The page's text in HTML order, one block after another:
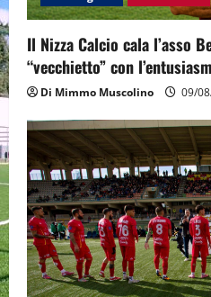
Il Nizza Calcio cala l’asso
“vecchietto” con
Di Mimmo Muscolino 09/